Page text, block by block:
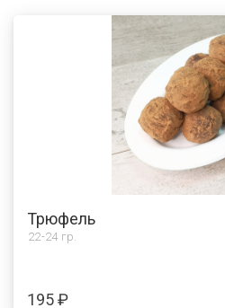
Трюфель
22-24 гр.
195 ₽